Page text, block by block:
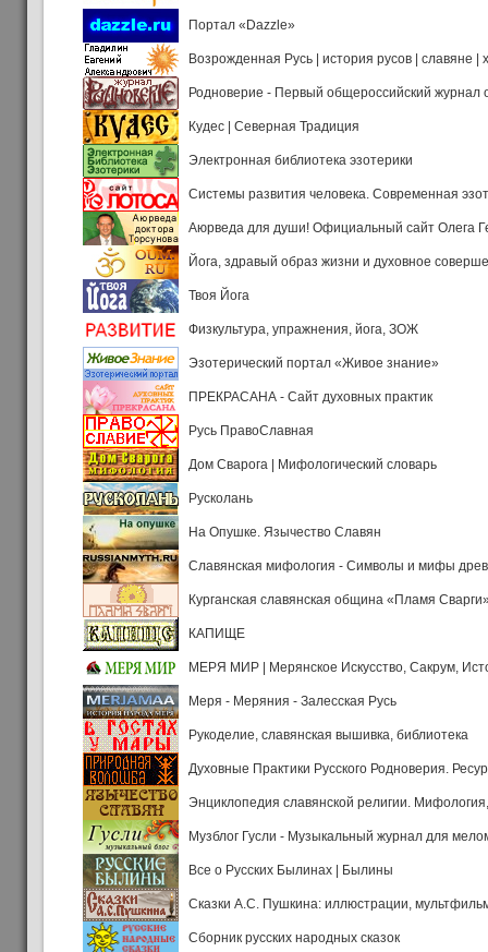
Портал «Dazzle»
Возрожденная Русь | история русов | славяне |
Родноверие - Первый общероссийский журнал
Кудес | Северная Традиция
Электронная библиотека эзотерики
Системы развития человека. Современная
Аюрведа для души! Официальный сайт Олега
Йога, здравый образ жизни и духовное
Твоя Йога
Физкультура, упражнения, йога, ЗОЖ
Эзотерический портал «Живое знание»
ПРЕКРАСАНА - Сайт духовных практик
Русь ПравоСлавная
Дом Сварога | Мифологический словарь
Русколань
На Опушке. Язычество Славян
Славянская мифология - Символы и мифы
Курганская славянская община «Пламя
КАПИЩЕ
МЕРЯ МИР | Мерянское Искусство, Сакрум,
Меря - Меряния - Залесская Русь
Рукоделие, славянская вышивка, библиотека
Духовные Практики Русского Родноверия.
Энциклопедия славянской религии. Мифология,
Музблог Гусли - Музыкальный журнал для
Все о Русских Былинах | Былины
Сказки А.С. Пушкина: иллюстрации,
Сборник русских народных сказок